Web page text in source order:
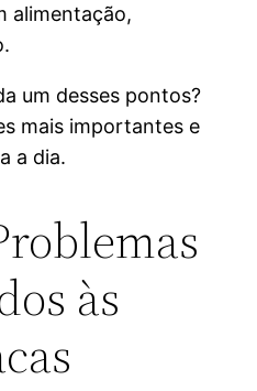
alimentação,
um desses pontos?
mais importantes e
a dia.
às